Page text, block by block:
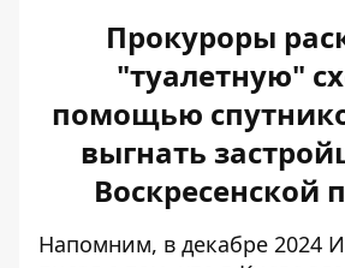
Прокуроры
"туалетную"
помощью
выгнать
Воскресенской
Напомним, в декабре 2024